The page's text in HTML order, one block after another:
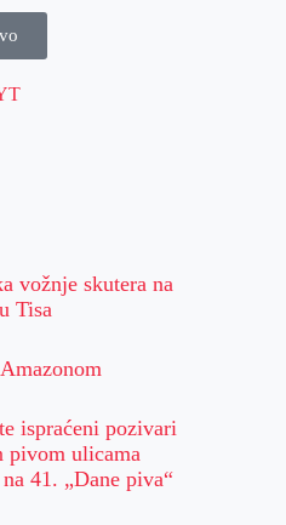
vožnje skutera na
Tisa
ispraćeni pozivari
pivom ulicama
41. „Dane piva“